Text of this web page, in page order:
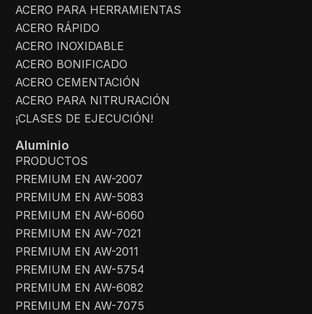
ACERO PARA HERRAMIENTAS
ACERO RÁPIDO
ACERO INOXIDABLE
ACERO BONIFICADO
ACERO CEMENTACIÓN
ACERO PARA NITRURACIÓN
¡CLASES DE EJECUCIÓN!
Aluminio
PRODUCTOS
PREMIUM EN AW-2007
PREMIUM EN AW-5083
PREMIUM EN AW-6060
PREMIUM EN AW-7021
PREMIUM EN AW-2011
PREMIUM EN AW-5754
PREMIUM EN AW-6082
PREMIUM EN AW-7075